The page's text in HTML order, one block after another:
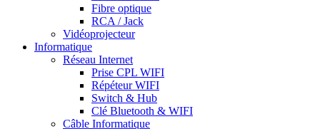
Fibre optique
RCA / Jack
Vidéoprojecteur
Informatique
Réseau Internet
Prise CPL WIFI
Répéteur WIFI
Switch & Hub
Clé Bluetooth & WIFI
Câble Informatique